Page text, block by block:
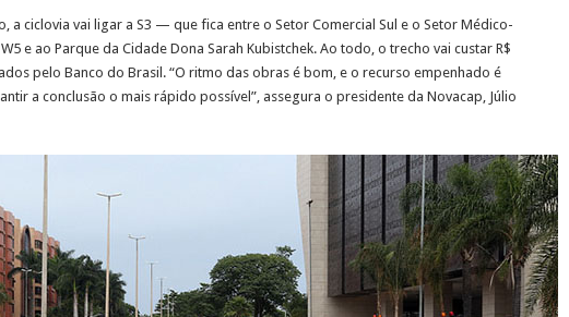
a ciclovia vai ligar a S3 — que fica entre o Setor Comercial Sul e o Setor Médico-
e ao Parque da Cidade Dona Sarah Kubistchek. Ao todo, o trecho vai custar R$
pelo Banco do Brasil. “O ritmo das obras é bom, e o recurso empenhado é
a conclusão o mais rápido possível”, assegura o presidente da Novacap, Júlio